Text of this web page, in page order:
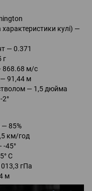
кулі) —
— 0.371
г
868.68 м/с
— 91,44 м
— 1,5 дюйма
2°
— 85%
км/год
-45°
С
гПа
м